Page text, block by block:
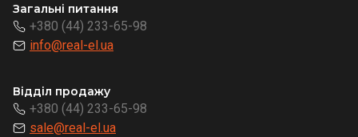
Загальні питання
+380 (44) 233-65-98
info@real-el.ua
Відділ продажу
+380 (44) 233-65-98
sale@real-el.ua